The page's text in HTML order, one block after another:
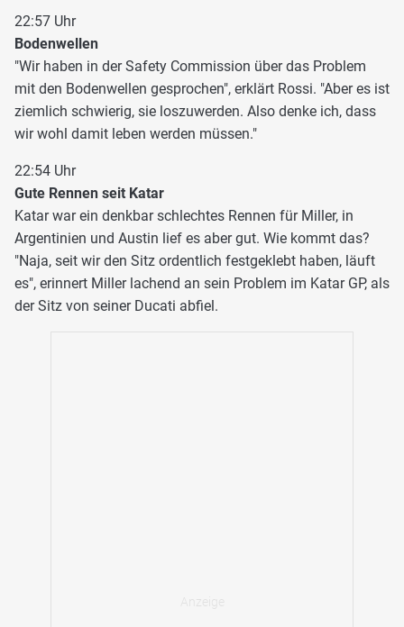
22:57 Uhr
Bodenwellen
"Wir haben in der Safety Commission über das Problem
mit den Bodenwellen gesprochen", erklärt Rossi. "Aber es ist
ziemlich schwierig, sie loszuwerden. Also denke ich, dass
wir wohl damit leben werden müssen."
22:54 Uhr
Gute Rennen seit Katar
Katar war ein denkbar schlechtes Rennen für Miller, in
Argentinien und Austin lief es aber gut. Wie kommt das?
"Naja, seit wir den Sitz ordentlich festgeklebt haben, läuft
es", erinnert Miller lachend an sein Problem im Katar GP, als
der Sitz von seiner Ducati abfiel.